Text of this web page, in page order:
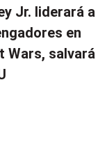
Jr. liderará a
en
Wars, salvará